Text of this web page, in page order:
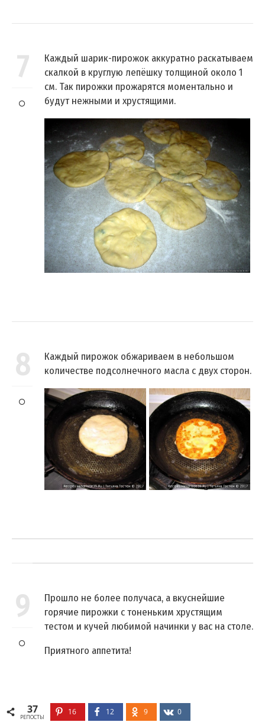
7
Каждый шарик-пирожок аккуратно раскатываем
скалкой в круглую лепёшку толщиной около 1
см. Так пирожки прожарятся моментально и
будут нежными и хрустящими.
8
Каждый пирожок обжариваем в небольшом
количестве подсолнечного масла с двух сторон.
9
Прошло не более получаса, а вкуснейшие
горячие пирожки с тоненьким хрустящим
тестом и кучей любимой начинки у вас на столе.
Приятного аппетита!
37
РЕПОСТЫ
16 12 9 0